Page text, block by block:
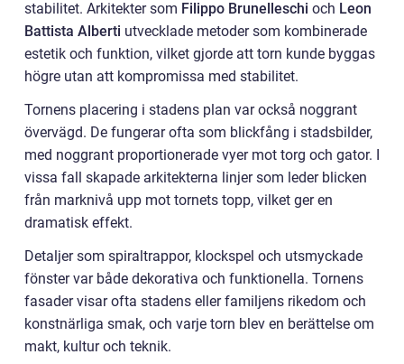
stabilitet. Arkitekter som Filippo Brunelleschi och Leon
Battista Alberti utvecklade metoder som kombinerade
estetik och funktion, vilket gjorde att torn kunde byggas
högre utan att kompromissa med stabilitet.
Tornens placering i stadens plan var också noggrant
övervägd. De fungerar ofta som blickfång i stadsbilder,
med noggrant proportionerade vyer mot torg och gator. I
vissa fall skapade arkitekterna linjer som leder blicken
från marknivå upp mot tornets topp, vilket ger en
dramatisk effekt.
Detaljer som spiraltrappor, klockspel och utsmyckade
fönster var både dekorativa och funktionella. Tornens
fasader visar ofta stadens eller familjens rikedom och
konstnärliga smak, och varje torn blev en berättelse om
makt, kultur och teknik.